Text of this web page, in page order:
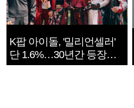
K팝 아이돌, '밀리언셀러'
단 1.6%…30년간 등장
1182개팀 전수조사